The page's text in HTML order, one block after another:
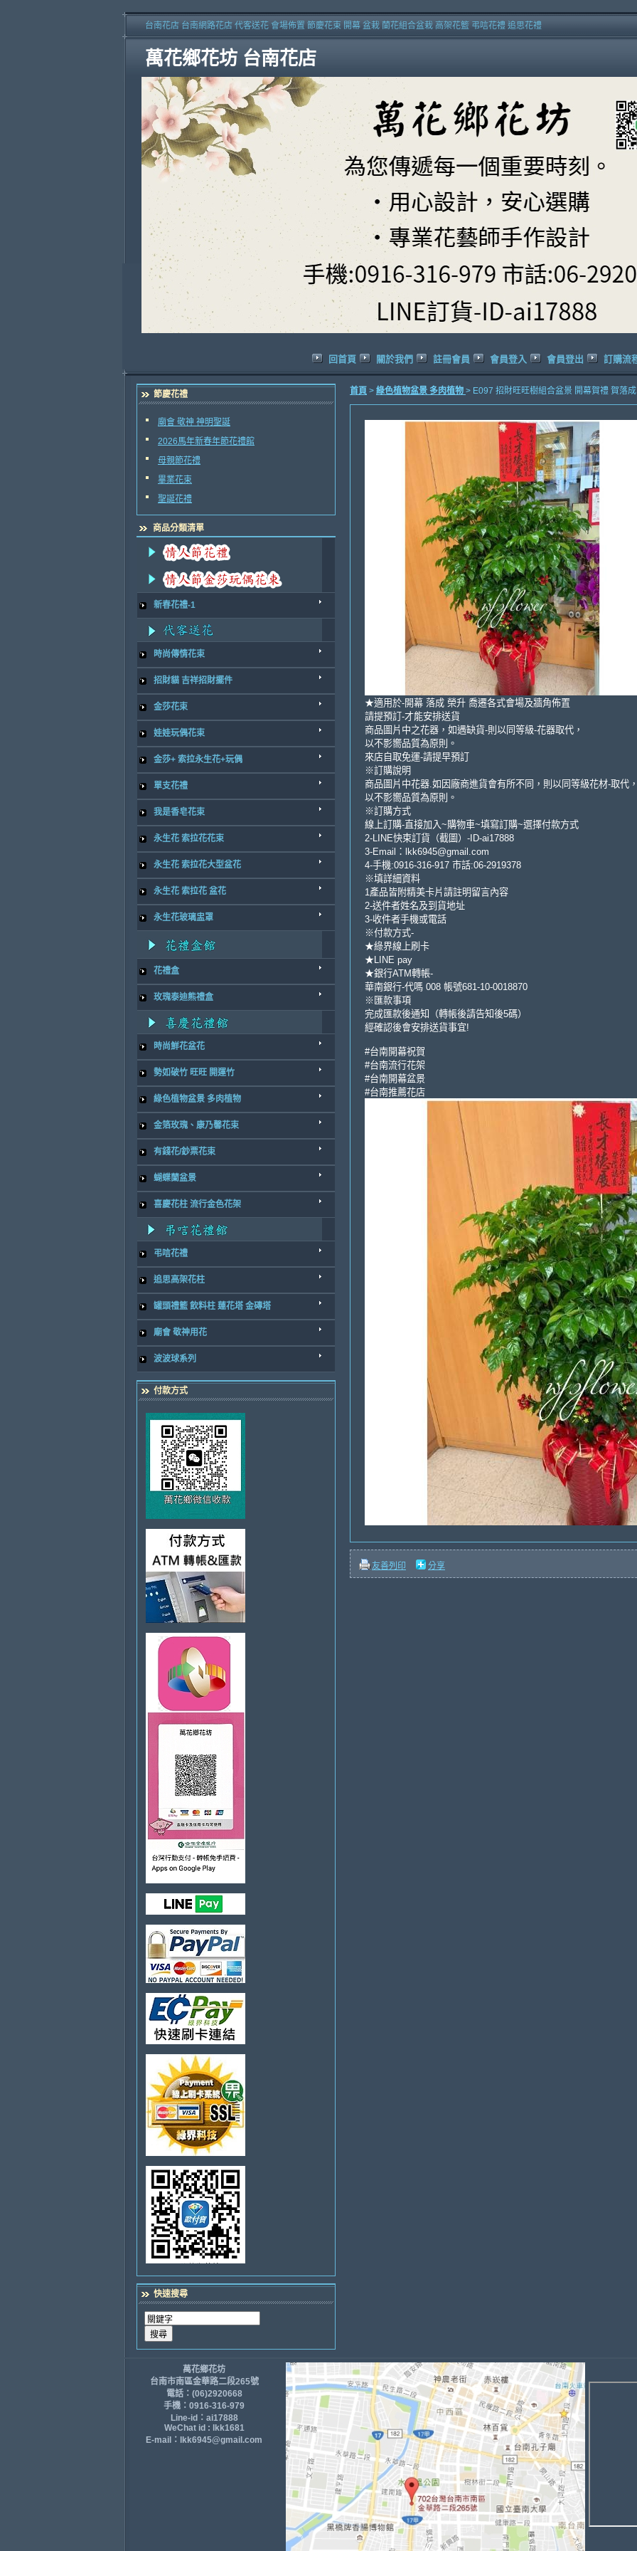
萬花鄉花坊 台南花店
台南花店 台南網路花店 代客送花 會場佈置 節慶花束 開幕 盆栽 蘭花組合盆栽 高架花籃 弔唁花禮 追思花禮
回首頁 關於我們 註冊會員 會員登入 會員登出 訂購流
節慶花禮
廟會 敬神 神明聖誕
2026馬年新春年節花禮館
母親節花禮
畢業花束
聖誕花禮
商品分類清單
新春花禮-1
時尚傳情花束
招財貓 吉祥招財擺件
金莎花束
娃娃玩偶花束
金莎+ 索拉永生花+玩偶
單支花禮
我是香皂花束
永生花 索拉花花束
永生花 索拉花大型盆花
永生花 索拉花 盆花
永生花玻璃盅罩
花禮盒
玫瑰泰迪熊禮盒
時尚鮮花盆花
勢如破竹 旺旺 開運竹
綠色植物盆景 多肉植物
金箔玫瑰、康乃馨花束
有錢花/鈔票花束
蝴蝶蘭盆景
喜慶花柱 流行金色花架
弔唁花禮
追思高架花柱
罐頭禮籃 飲料柱 蓮花塔 金磚塔
廟會 敬神用花
波波球系列
付款方式
快速搜尋
首頁 > 綠色植物盆景 多肉植物 > E097 招財旺旺樹組合盆景 開幕賀禮 賀落
★適用於-開幕 落成 榮升 喬遷各式會場及牆角佈置
請提預訂-才能安排送貨
商品圖片中之花器，如遇缺貨-則以同等級-花器取代，
以不影嚮品質為原則。
來店自取免運-請提早預訂
※訂購說明
商品圖片中花器.如因廠商進貨會有所不同，則以同等級花材-取代
以不影嚮品質為原則。
※訂購方式
線上訂購-直接加入~購物車~填寫訂購~選擇付款方式
2-LINE快束訂貨（截圖）-ID-ai17888
3-Email：lkk6945@gmail.com
4-手機:0916-316-917 市話:06-2919378
※填詳細資料
1產品皆附精美卡片請註明留言內容
2-送件者姓名及到貨地址
3-收件者手機或電話
※付款方式-
★綠界線上刷卡
★LINE pay
★銀行ATM轉帳-
華南銀行-代嗎 008 帳號681-10-0018870
※匯款事項
完成匯款後通知（轉帳後請告知後5碼）
經確認後會安排送貨事宜!
#台南開幕祝賀
#台南流行花架
#台南開幕盆景
#台南推薦花店
友善列印 分享
萬花鄉花坊
台南市南區金華路二段265號
電話：(06)2920668
手機：0916-316-979
Line-id：ai17888
WeChat id : lkk1681
E-mail：lkk6945@gmail.com